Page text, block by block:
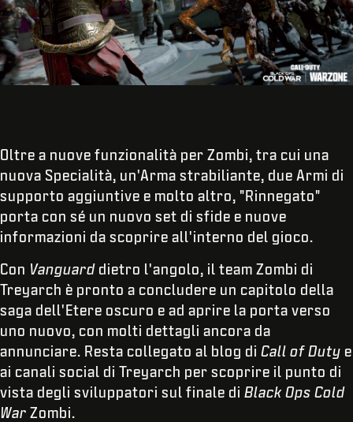
Oltre a nuove funzionalità per Zombi, tra cui una
nuova Specialità, un'Arma strabiliante, due Armi di
supporto aggiuntive e molto altro, "Rinnegato"
porta con sé un nuovo set di sfide e nuove
informazioni da scoprire all'interno del gioco.
Con Vanguard dietro l'angolo, il team Zombi di
Treyarch è pronto a concludere un capitolo della
saga dell'Etere oscuro e ad aprire la porta verso
uno nuovo, con molti dettagli ancora da
annunciare. Resta collegato al blog di Call of Duty e
ai canali social di Treyarch per scoprire il punto di
vista degli sviluppatori sul finale di Black Ops Cold
War Zombi.